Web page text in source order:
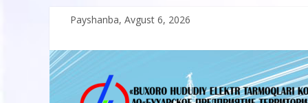
content
Payshanba, Avgust 6, 2026
“Buxoro